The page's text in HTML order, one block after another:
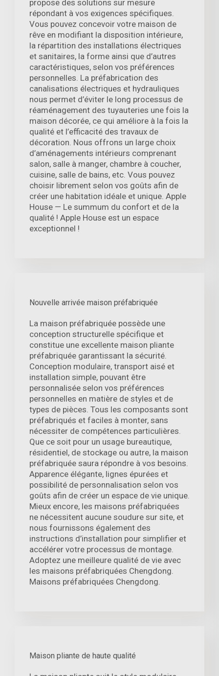
propose des solutions sur mesure
répondant à vos exigences spécifiques.
Vous pouvez concevoir votre maison de
rêve en modifiant la disposition intérieure,
la répartition des installations électriques
et sanitaires, la forme ainsi que d’autres
caractéristiques, selon vos préférences
personnelles. La préfabrication des
canalisations électriques et hydrauliques
nous permet d’éviter le long processus de
réaménagement des tuyauteries une fois la
maison décorée, ce qui améliore à la fois la
qualité et l’efficacité des travaux de
décoration. Nous offrons un large choix
d’aménagements intérieurs comprenant
salon, salle à manger, chambre à coucher,
cuisine, salle de bains, etc. Vous pouvez
choisir librement selon vos goûts afin de
créer une habitation idéale et unique. Apple
House — Le summum du confort et de la
qualité ! Apple House est un espace
exceptionnel !
Nouvelle arrivée maison préfabriquée
La maison préfabriquée possède une
conception structurelle spécifique et
constitue une excellente maison pliante
préfabriquée garantissant la sécurité.
Conception modulaire, transport aisé et
installation simple, pouvant être
personnalisée selon vos préférences
personnelles en matière de styles et de
types de pièces. Tous les composants sont
préfabriqués et faciles à monter, sans
nécessiter de compétences particulières.
Que ce soit pour un usage bureautique,
résidentiel, de stockage ou autre, la maison
préfabriquée saura répondre à vos besoins.
Apparence élégante, lignes épurées et
possibilité de personnalisation selon vos
goûts afin de créer un espace de vie unique.
Mieux encore, les maisons préfabriquées
ne nécessitent aucune soudure sur site, et
nous fournissons également des
instructions d’installation pour simplifier et
accélérer votre processus de montage.
Adoptez une meilleure qualité de vie avec
les maisons préfabriquées Chengdong.
Maisons préfabriquées Chengdong.
Maison pliante de haute qualité